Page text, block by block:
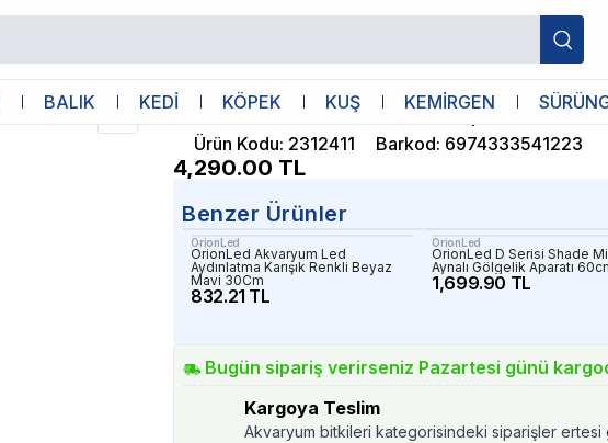
BALIK KEDİ KÖPEK KUŞ KEMİRGEN
Chihiros
Chihiros Nova 1 Stand Askı Aparatı
Ürün Kodu: 2312411 Barkod: 6974333541223
4,290.00 TL
Benzer Ürünler
OrionLed
OrionLed Akvaryum Led
Aydınlatma Karışık Renkli Beyaz
Mavi 30Cm
832.21 TL
OrionLed
OrionLed D Serisi Shade
Aynalı Gölgelik Aparatı
1,699.90 TL
Bugün sipariş verirseniz Pazartesi günü
Kargoya Teslim
Akvaryum bitkileri kategorisindeki siparişler ertesi